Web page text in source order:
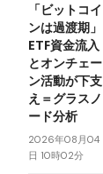
「ビットコイ
ンは過渡期」
ETF資金流入
とオンチェー
ン活動が下支
え＝グラスノ
ード分析
2026年08月04
日 10時02分